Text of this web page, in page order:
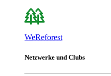
WeReforest
Netzwerke und Clubs